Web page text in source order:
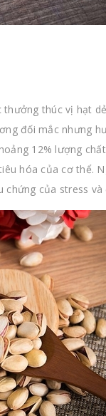
thúc vị hạt
đối mắc nhưng
12% lượng
hóa của cơ thể.
của stress